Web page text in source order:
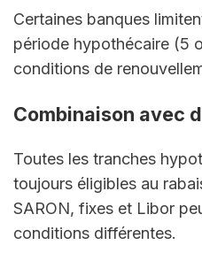
Certaines banques
période hypothécaire (5
conditions de
Combinaison avec
Toutes les tranches
toujours éligibles au
SARON, fixes et Libor
conditions différentes.